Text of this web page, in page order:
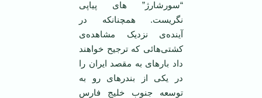
“سورشارژ” های پياپی
نگريست. همچنانکه در
آينده‌ی نزديک مشاهده‌ی
کشتی‌هائی که ترجيح خواهند
داد بارهای به مقصد ايران را
در يکی از بندرهای رو به
توسعه جنوب خليج فارس